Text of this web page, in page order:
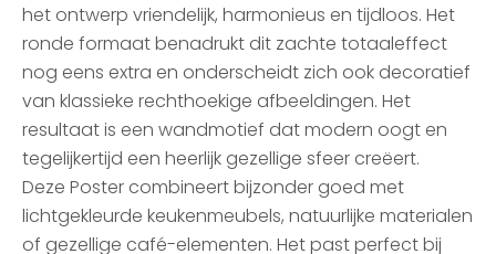
het ontwerp vriendelijk, harmonieus en tijdloos. Het
ronde formaat benadrukt dit zachte totaaleffect
nog eens extra en onderscheidt zich ook decoratief
van klassieke rechthoekige afbeeldingen. Het
resultaat is een wandmotief dat modern oogt en
tegelijkertijd een heerlijk gezellige sfeer creëert.
Deze Poster combineert bijzonder goed met
lichtgekleurde keukenmeubels, natuurlijke materialen
of gezellige café-elementen. Het past perfect bij